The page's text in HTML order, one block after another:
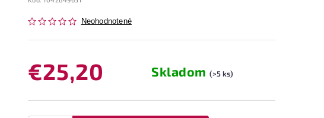
Neohodnotené
€25,20 Skladom(>5 ks)